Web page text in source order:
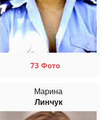
73 Фото
Марина
Линчук